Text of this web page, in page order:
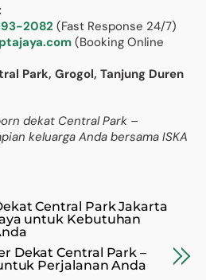
2082 (Fast Response 24/7)
(Booking Online
Park, Grogol, Tanjung Duren
dekat Central Park –
keluarga Anda bersama ISKA
Central Park Jakarta
untuk Kebutuhan
Dekat Central Park –
Perjalanan Anda